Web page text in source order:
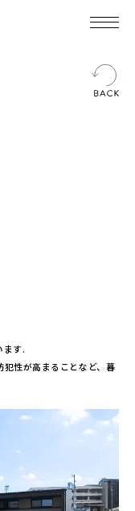
ます.
性が高まることなど、暮